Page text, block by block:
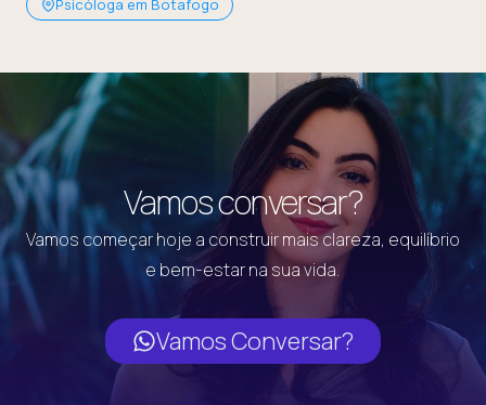
Psicóloga em Botafogo
Vamos conversar?
Vamos começar hoje a construir mais clareza, equilíbrio
e bem-estar na sua vida.
Vamos Conversar?